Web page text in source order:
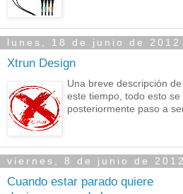
lunes, 18 de junio de 2012
Xtrun Design
Una breve descripción
este tiempo, todo esto
posteriormente paso a
viernes, 8 de junio de 2012
Cuando estar parado quiere